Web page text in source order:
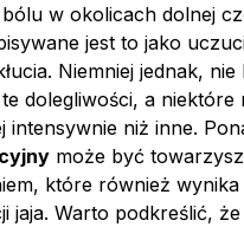
w okolicach dolnej
jest to jako
Niemniej jednak,
dolegliwości, a niektóre
intensywnie niż inne.
może być
które również
jaja. Warto podkreślić,